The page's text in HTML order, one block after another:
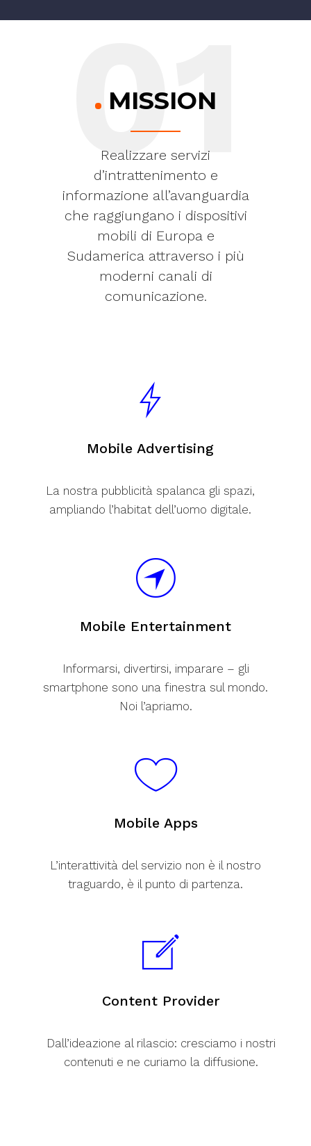
MISSION
01
Realizzare servizi
d’intrattenimento e
informazione all’avanguardia
che raggiungano i dispositivi
mobili di Europa e
Sudamerica attraverso i più
moderni canali di
comunicazione.
Mobile Advertising
La nostra pubblicità spalanca gli spazi,
ampliando l’habitat dell’uomo digitale.
Mobile Entertainment
Informarsi, divertirsi, imparare – gli
smartphone sono una finestra sul mondo.
Noi l’apriamo.
Mobile Apps
L’interattività del servizio non è il nostro
traguardo, è il punto di partenza.
Content Provider
Dall’ideazione al rilascio: cresciamo i nostri
contenuti e ne curiamo la diffusione.